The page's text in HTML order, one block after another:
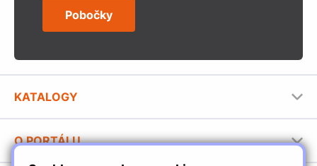
Pobočky
KATALOGY
Stavební katalog Häfele
O PORTÁLU